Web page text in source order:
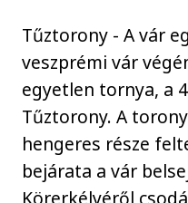
Tűztorony - A vár
veszprémi vár
egyetlen tornya, a
Tűztorony. A
hengeres része
bejárata a vár